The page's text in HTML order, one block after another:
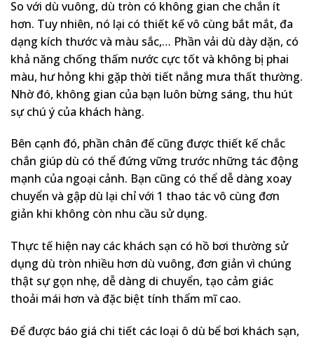
So với dù vuông, dù tròn có không gian che chắn ít
hơn. Tuy nhiên, nó lại có thiết kế vô cùng bắt mắt, đa
dạng kích thước và màu sắc,… Phần vải dù dày dặn, có
khả năng chống thấm nước cực tốt và không bị phai
màu, hư hỏng khi gặp thời tiết nắng mưa thất thường.
Nhờ đó, không gian của bạn luôn bừng sáng, thu hút
sự chú ý của khách hàng.
Bên cạnh đó, phần chân đế cũng được thiết kế chắc
chắn giúp dù có thể đứng vững trước những tác động
mạnh của ngoại cảnh. Bạn cũng có thể dễ dàng xoay
chuyển và gập dù lại chỉ với 1 thao tác vô cùng đơn
giản khi không còn nhu cầu sử dụng.
Thực tế hiện nay các khách sạn có hồ bơi thường sử
dụng dù tròn nhiều hơn dù vuông, đơn giản vì chúng
thật sự gọn nhẹ, dễ dàng di chuyển, tạo cảm giác
thoải mái hơn và đặc biệt tính thẩm mĩ cao.
Để được báo giá chi tiết các loại ô dù bể bơi khách sạn,